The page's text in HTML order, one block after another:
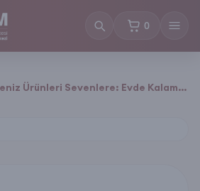
0
sepetteki
Ürünleri Sevenlere: Evde Kalamar